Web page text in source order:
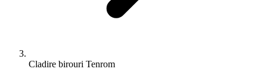
Cladire birouri Tenrom